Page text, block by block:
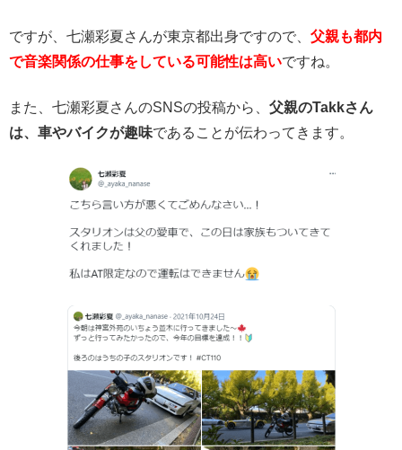
ですが、七瀬彩夏さんが東京都出身ですので、 父親も都内
で音楽関係の仕事をしている可能性は高いですね。
また、七瀬彩夏さんのSNSの投稿から、 父親のTakkさん
は、車やバイクが趣味であることが伝わってきます。